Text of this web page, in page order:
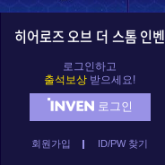
히어로즈 오브 더 스톰 인벤
로그인하고
출석보상 받으세요!
로그인
회원가입 ID/PW 찾기